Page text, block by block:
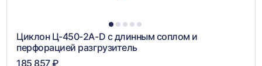
1 2 3 4 5
Циклон Ц-450-2A-D с длинным соплом и
перфорацией разгрузитель
185 857 ₽